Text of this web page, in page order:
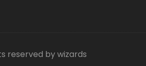
reserved by wizards